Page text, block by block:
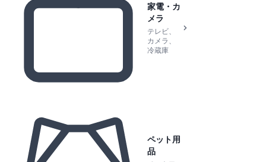
家電・カ
メラ
テレビ、
カメラ、
冷蔵庫
ペット用
品